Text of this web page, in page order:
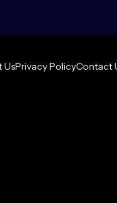
UsPrivacy PolicyContact